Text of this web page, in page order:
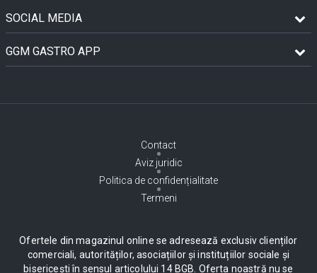
SOCIAL MEDIA
GGM GASTRO APP
Contact
Aviz juridic
Politica de confidențialitate
Termeni
Ofertele din magazinul online se adresează exclusiv clienților
comerciali, autorităților, asociațiilor și instituțiilor sociale și
bisericești în sensul articolului 14 BGB. Oferta noastră nu se